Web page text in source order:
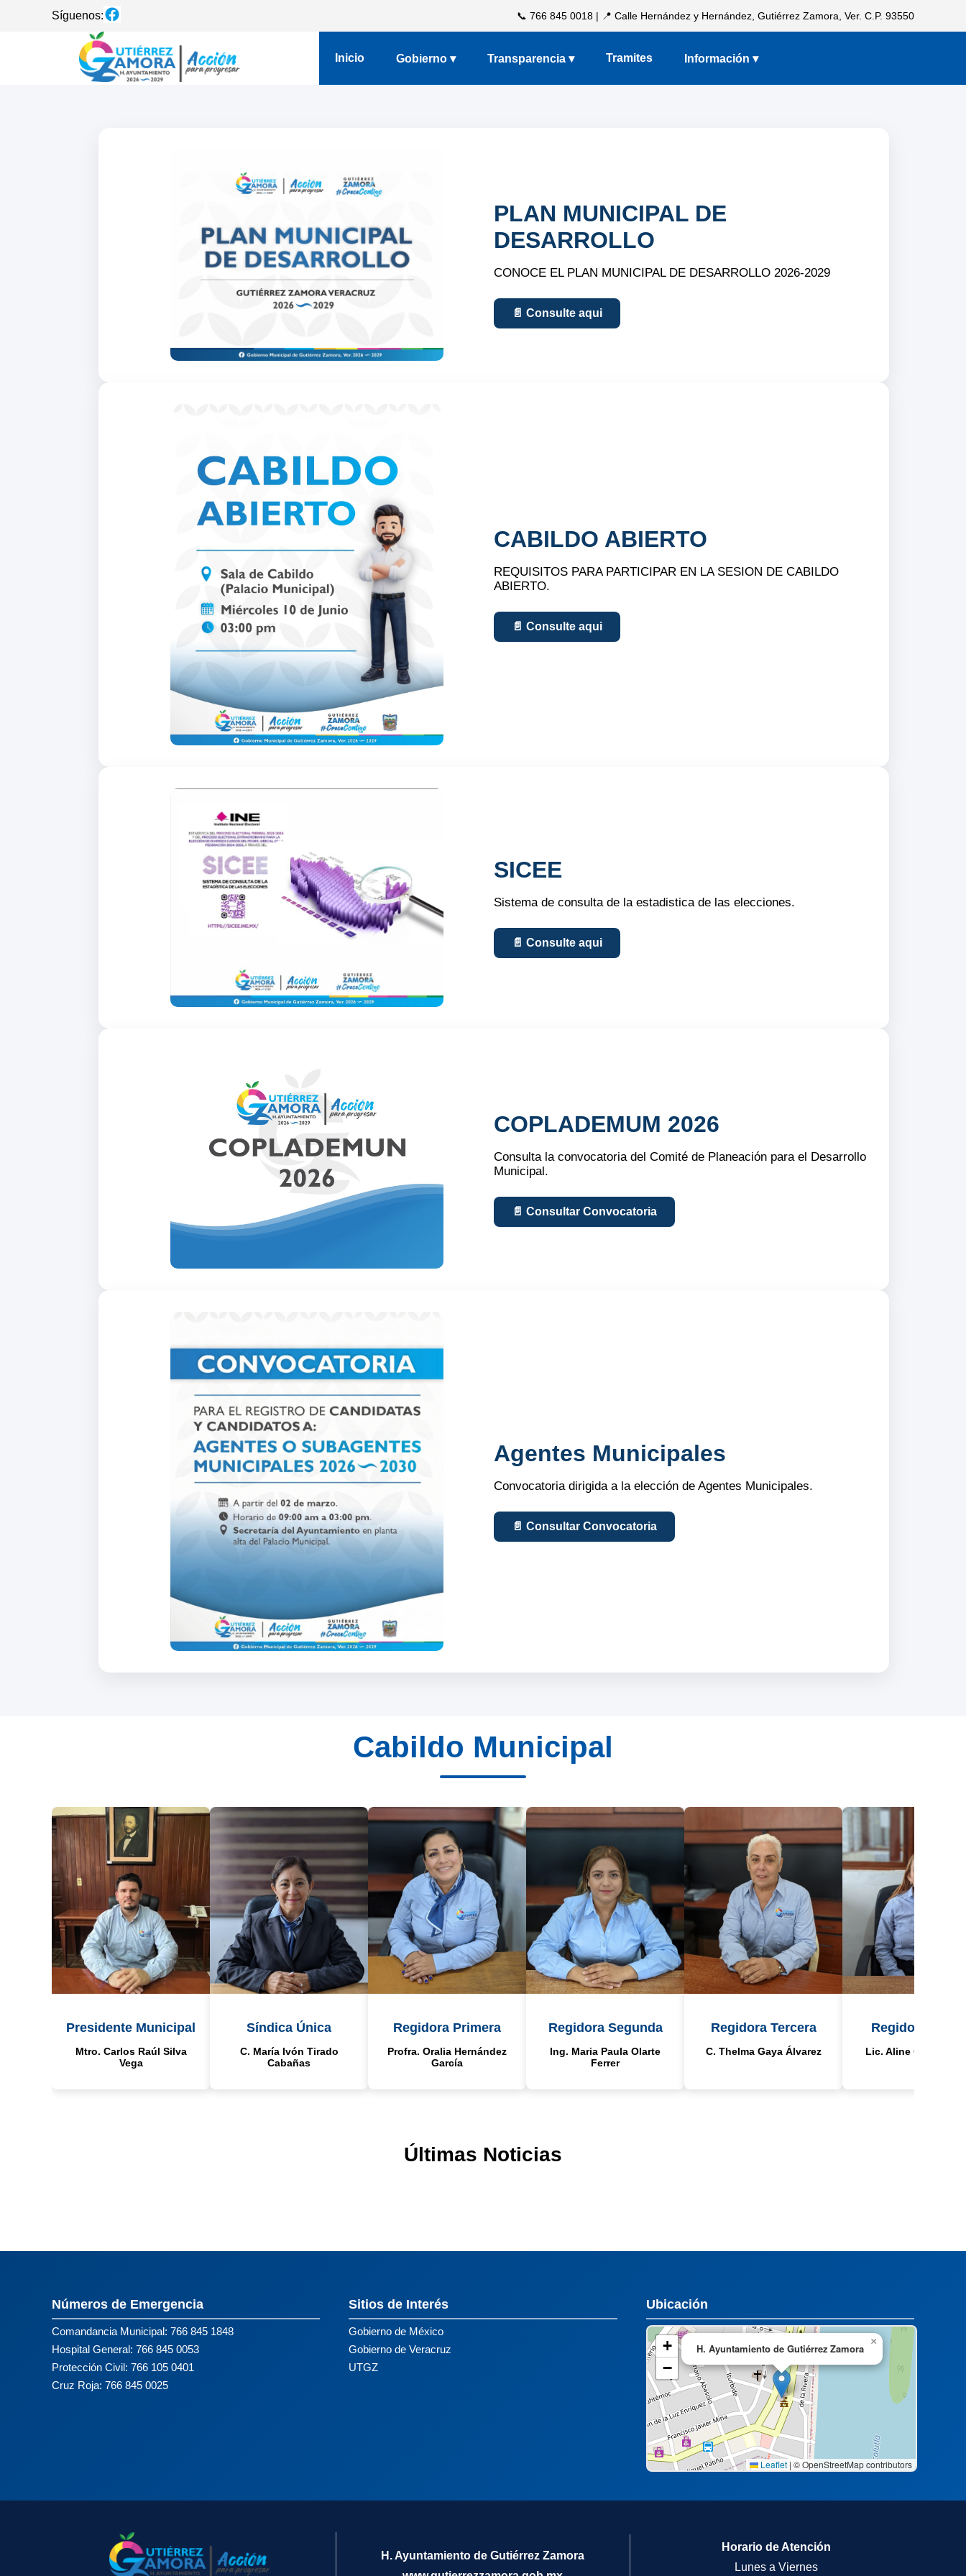
Síguenos: 📞 766 845 0018 | 📍 Calle Hernández y Hernández, Gutiérrez Zamora, Ver. C.P. 93550
Inicio Gobierno ▾ Transparencia ▾ Tramites Información ▾
PLAN MUNICIPAL DE
DESARROLLO
CONOCE EL PLAN MUNICIPAL DE DESARROLLO 2026-2029
📄 Consulte aqui
CABILDO ABIERTO
REQUISITOS PARA PARTICIPAR EN LA SESION DE CABILDO
ABIERTO.
📄 Consulte aqui
SICEE
Sistema de consulta de la estadistica de las elecciones.
📄 Consulte aqui
COPLADEMUM 2026
Consulta la convocatoria del Comité de Planeación para el Desarrollo
Municipal.
📄 Consultar Convocatoria
Agentes Municipales
Convocatoria dirigida a la elección de Agentes Municipales.
📄 Consultar Convocatoria
Cabildo Municipal
Presidente Municipal
Mtro. Carlos Raúl Silva
Vega
Síndica Única
C. María Ivón Tirado
Cabañas
Regidora Primera
Profra. Oralia Hernández
García
Regidora Segunda
Ing. Maria Paula Olarte
Ferrer
Regidora Tercera
C. Thelma Gaya Álvarez
Regidora
Lic. Aline Cruz
Últimas Noticias
Números de Emergencia
Comandancia Municipal: 766 845 1848
Hospital General: 766 845 0053
Protección Civil: 766 105 0401
Cruz Roja: 766 845 0025
Sitios de Interés
Gobierno de México
Gobierno de Veracruz
UTGZ
Ubicación
H. Ayuntamiento de Gutiérrez Zamora
×
+
−
Leaflet | © OpenStreetMap contributors
H. Ayuntamiento de Gutiérrez Zamora
Horario de Atención
Lunes a Viernes